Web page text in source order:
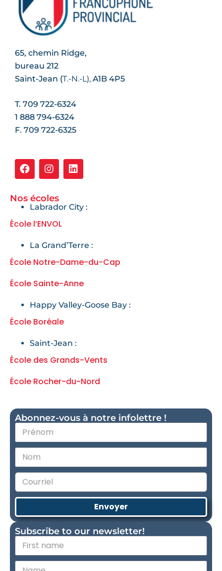
65, chemin Ridge,
bureau 212
Saint-Jean (T.-N.-L), A1B 4P5
T. 709 722-6324
1 888 794-6324
F. 709 722-6325
Nos écoles
Labrador City :
École l’ENVOL
La Grand’Terre :
École Notre-Dame-du-Cap
École Sainte-Anne
Happy Valley-Goose Bay :
École Boréale
Saint-Jean :
École des Grands-Vents
École Rocher-du-Nord
Abonnez-vous à notre infolettre !
Envoyer
Subscribe to our newsletter!